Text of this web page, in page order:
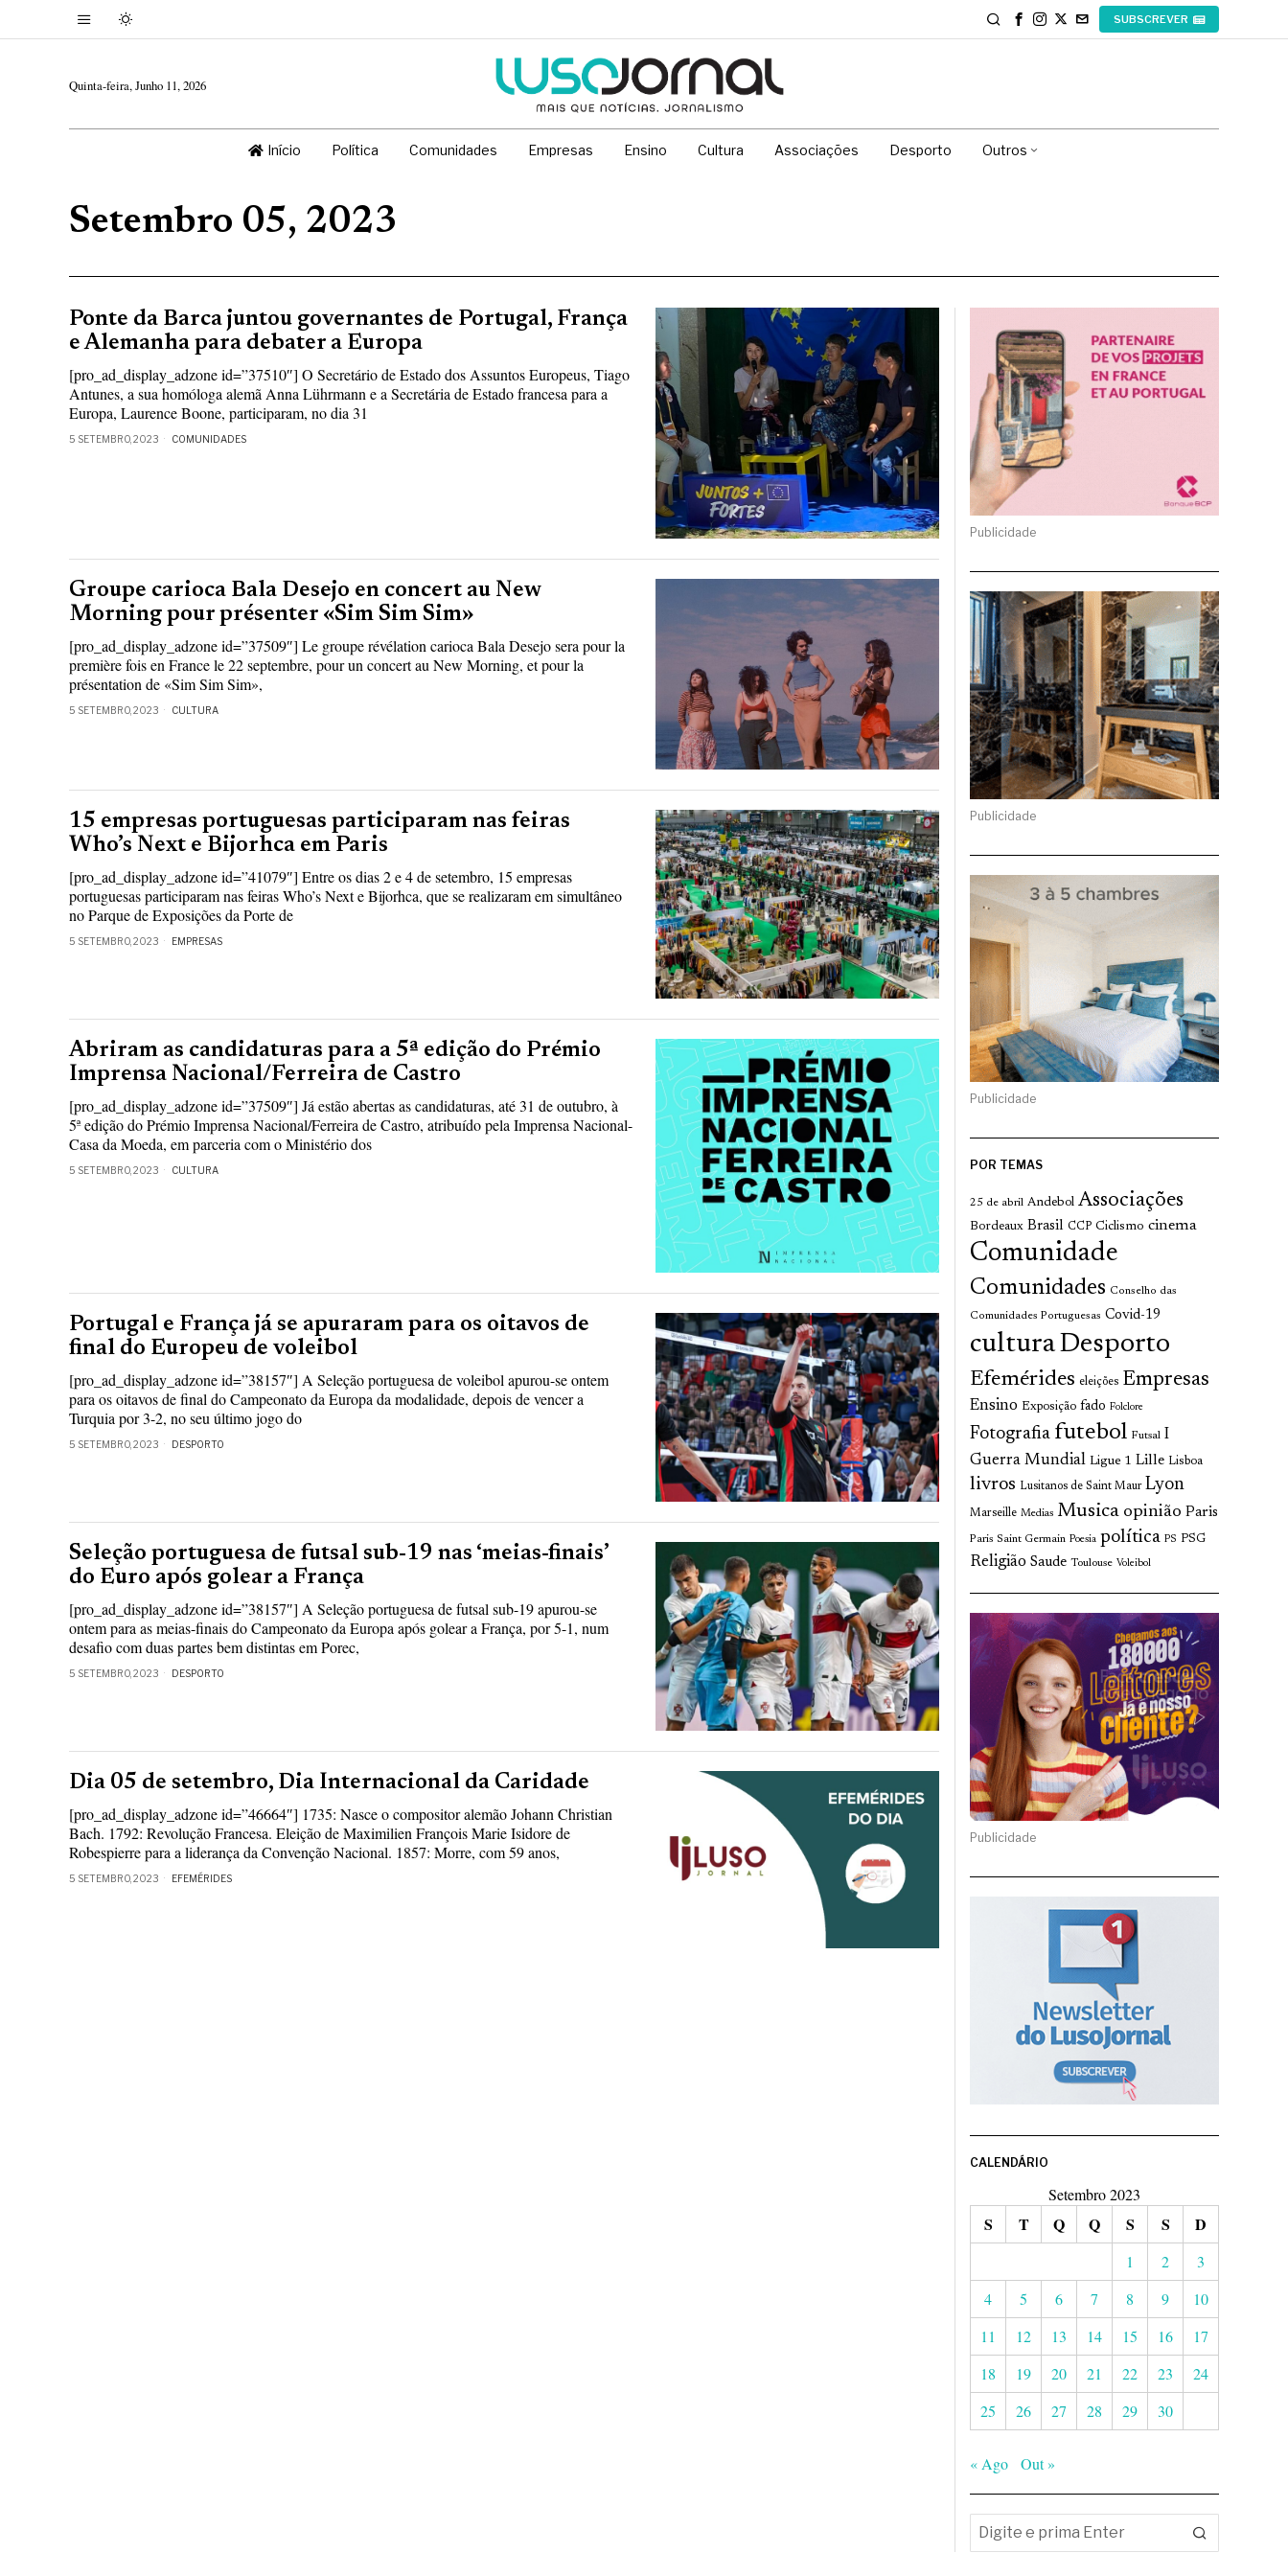
SUBSCREVER
Quinta-feira, Junho 11, 2026
Início Política Comunidades Empresas Ensino Cultura Associações Desporto Outros
Setembro 05, 2023
Ponte da Barca juntou governantes de Portugal, França
e Alemanha para debater a Europa
[pro_ad_display_adzone id=”37510″] O Secretário de Estado dos Assuntos Europeus, Tiago
Antunes, a sua homóloga alemã Anna Lührmann e a Secretária de Estado francesa para a
Europa, Laurence Boone, participaram, no dia 31
5 SETEMBRO, 2023 COMUNIDADES
Groupe carioca Bala Desejo en concert au New
Morning pour présenter «Sim Sim Sim»
[pro_ad_display_adzone id=”37509″] Le groupe révélation carioca Bala Desejo sera pour la
première fois en France le 22 septembre, pour un concert au New Morning, et pour la
présentation de «Sim Sim Sim»,
5 SETEMBRO, 2023 CULTURA
15 empresas portuguesas participaram nas feiras
Who’s Next e Bijorhca em Paris
[pro_ad_display_adzone id=”41079″] Entre os dias 2 e 4 de setembro, 15 empresas
portuguesas participaram nas feiras Who’s Next e Bijorhca, que se realizaram em simultâneo
no Parque de Exposições da Porte de
5 SETEMBRO, 2023 EMPRESAS
Abriram as candidaturas para a 5ª edição do Prémio
Imprensa Nacional/Ferreira de Castro
[pro_ad_display_adzone id=”37509″] Já estão abertas as candidaturas, até 31 de outubro, à
5ª edição do Prémio Imprensa Nacional/Ferreira de Castro, atribuído pela Imprensa Nacional-
Casa da Moeda, em parceria com o Ministério dos
5 SETEMBRO, 2023 CULTURA
Portugal e França já se apuraram para os oitavos de
final do Europeu de voleibol
[pro_ad_display_adzone id=”38157″] A Seleção portuguesa de voleibol apurou-se ontem
para os oitavos de final do Campeonato da Europa da modalidade, depois de vencer a
Turquia por 3-2, no seu último jogo do
5 SETEMBRO, 2023 DESPORTO
Seleção portuguesa de futsal sub-19 nas ‘meias-finais’
do Euro após golear a França
[pro_ad_display_adzone id=”38157″] A Seleção portuguesa de futsal sub-19 apurou-se
ontem para as meias-finais do Campeonato da Europa após golear a França, por 5-1, num
desafio com duas partes bem distintas em Porec,
5 SETEMBRO, 2023 DESPORTO
Dia 05 de setembro, Dia Internacional da Caridade
[pro_ad_display_adzone id=”46664″] 1735: Nasce o compositor alemão Johann Christian
Bach. 1792: Revolução Francesa. Eleição de Maximilien François Marie Isidore de
Robespierre para a liderança da Convenção Nacional. 1857: Morre, com 59 anos,
5 SETEMBRO, 2023 EFEMÉRIDES
Publicidade
Publicidade
Publicidade
POR TEMAS
25 de abril Andebol Associações
Bordeaux Brasil CCP Ciclismo cinema
Comunidade
Comunidades Conselho das
Comunidades Portuguesas Covid-19
culturaDesporto
Efemérides eleições Empresas
Ensino Exposição fado Folclore
Fotografia futebol Futsal I
Guerra Mundial Ligue 1 Lille Lisboa
livros Lusitanos de Saint Maur Lyon
Marseille Medias Musica opinião Paris
Paris Saint Germain Poesia política PS PSG
Religião Saude Toulouse Voleibol
Publicidade
CALENDÁRIO
Setembro 2023
S T Q Q S S D
1 2
3
4
5 6 7 8 9
10
11
12 13 14 15 16
17
18
19 20 21 22 23
24
25
26 27 28 29 30
« Ago Out »